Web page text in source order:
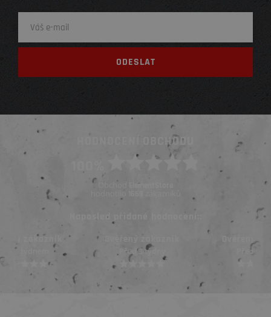
HODNOCENÍ OBCHODU
Obchod ElementStore
hodnotilo
Naposled přidané hodnocení::
Ověřený zákazník
Před 3 týdny